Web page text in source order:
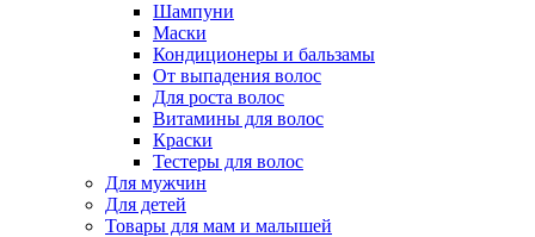
Шампуни
Маски
Кондиционеры и бальзамы
От выпадения волос
Для роста волос
Витамины для волос
Краски
Тестеры для волос
Для мужчин
Для детей
Товары для мам и малышей